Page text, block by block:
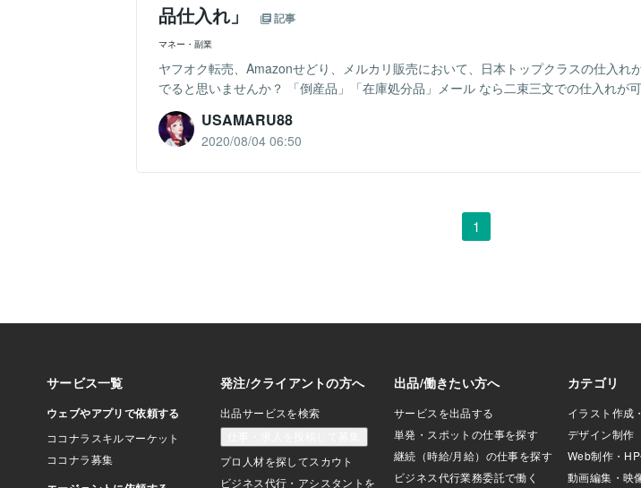
品仕入れ」
記事
マネー・副業
ヤフオク転売、Amazonせどり、メルカリ販売において、日本トップクラスの仕入れ
でると思いませんか？ 「倒産品」「在庫処分品」メール なら二束三文での仕入れが
USAMARU88
2020/08/04 06:50
1